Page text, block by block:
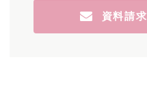
資料請